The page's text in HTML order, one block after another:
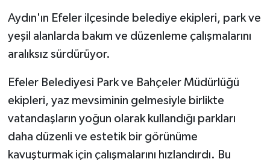
VERİLDİ"
Aydın'ın Efeler ilçesinde belediye ekipleri, park ve
yeşil alanlarda bakım ve düzenleme çalışmalarını
aralıksız sürdürüyor.
Efeler Belediyesi Park ve Bahçeler Müdürlüğü
ekipleri, yaz mevsiminin gelmesiyle birlikte
vatandaşların yoğun olarak kullandığı parkları
daha düzenli ve estetik bir görünüme
kavuşturmak için çalışmalarını hızlandırdı. Bu